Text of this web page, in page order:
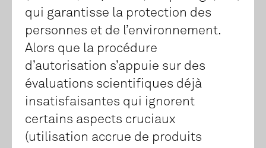
qui garantisse la protection des
personnes et de l’environnement.
Alors que la procédure
d’autorisation s’appuie sur des
évaluations scientifiques déjà
insatisfaisantes qui ignorent
certains aspects cruciaux
(utilisation accrue de produits